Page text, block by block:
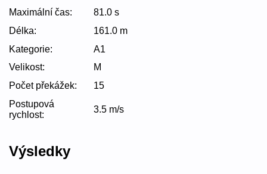
Maximální čas:
81.0 s
Délka:
161.0 m
Kategorie:
A1
Velikost:
M
Počet překážek:
15
Postupová
rychlost:
3.5 m/s
Výsledky